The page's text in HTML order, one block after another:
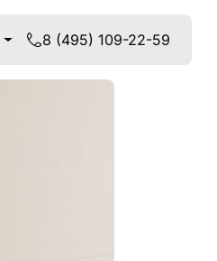
8 (495) 109-22-59